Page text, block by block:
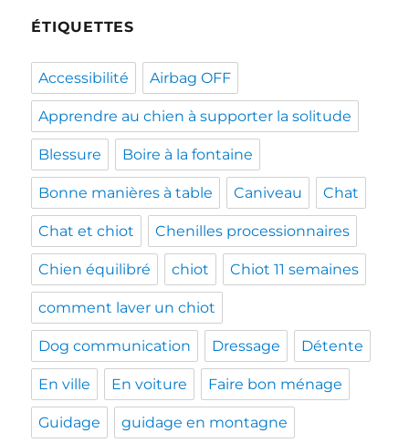
ÉTIQUETTES
Accessibilité Airbag OFF
Apprendre au chien à supporter la solitude
Blessure Boire à la fontaine
Bonne manières à table Caniveau Chat
Chat et chiot Chenilles processionnaires
Chien équilibré chiot Chiot 11 semaines
comment laver un chiot
Dog communication Dressage Détente
En ville En voiture Faire bon ménage
Guidage guidage en montagne